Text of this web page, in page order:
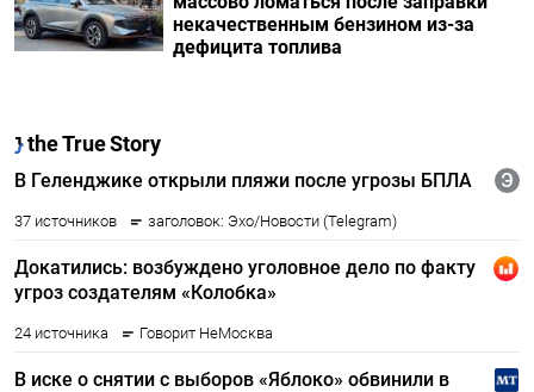
некачественным бензином из-за
дефицита топлива